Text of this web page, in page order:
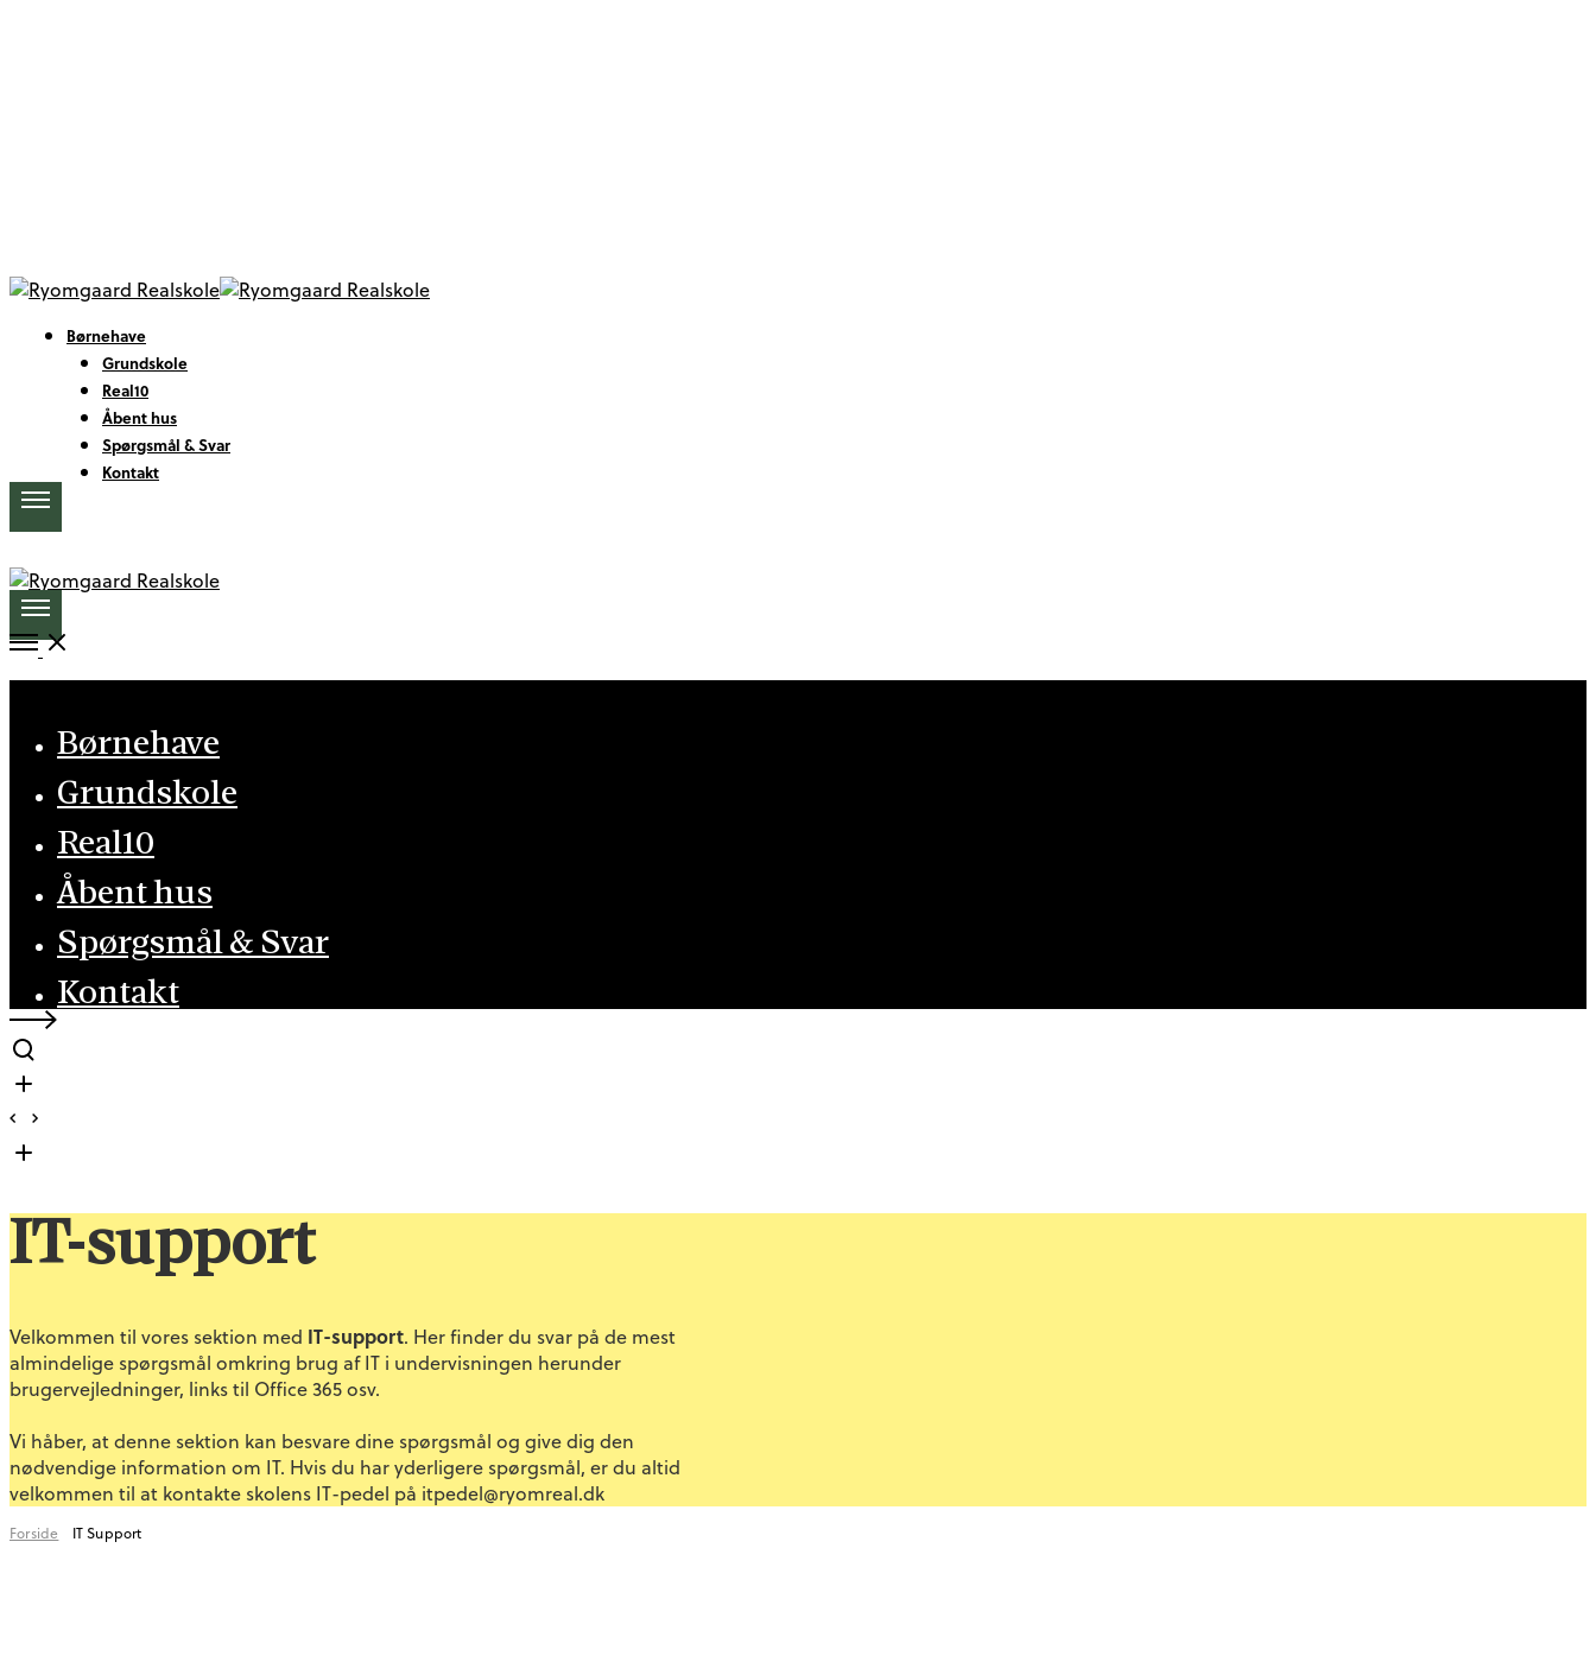
Børnehave
Grundskole
Real10
Åbent hus
Spørgsmål & Svar
Kontakt
More
More
details
Open
Menu
Børnehave
Grundskole
Real10
Åbent hus
Spørgsmål & Svar
Kontakt
IT-support
Velkommen til vores sektion med IT-support. Her finder du svar på de mest
almindelige spørgsmål omkring brug af IT i undervisningen herunder
brugervejledninger, links til Office 365 osv.
Vi håber, at denne sektion kan besvare dine spørgsmål og give dig den
nødvendige information om IT. Hvis du har yderligere spørgsmål, er du altid
velkommen til at kontakte skolens IT-pedel på itpedel@ryomreal.dk
Forside IT Support